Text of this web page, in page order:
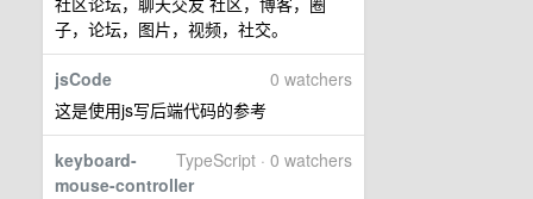
子，论坛，图片，视频，社交。
0 watchers
jsCode
这是使用js写后端代码的参考
TypeScript · 0 watchers
keyboard-
mouse-controller